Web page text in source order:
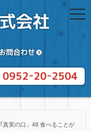
「真実の口」48 食べることが